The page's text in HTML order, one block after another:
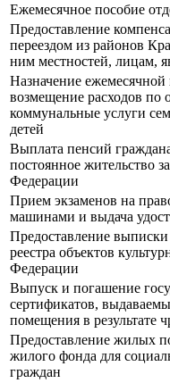
Ежемесячное пособие
Предоставление
переездом из районов
ним местностей, лицам,
Назначение
возмещение расходов по
коммунальные услуги
детей
Выплата пенсий
постоянное жительство
Федерации
Прием экзаменов на
машинами и выдача
Предоставление выписки
реестра объектов
Федерации
Выпуск и погашение
сертификатов,
помещения в результате
Предоставление жилых
жилого фонда для
граждан